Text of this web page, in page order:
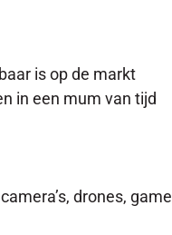
is op de markt
in een mum van tijd
drones, game